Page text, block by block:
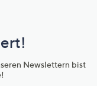
Newslettern bist